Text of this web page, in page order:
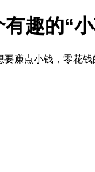
趣的“
要赚点小钱，零花